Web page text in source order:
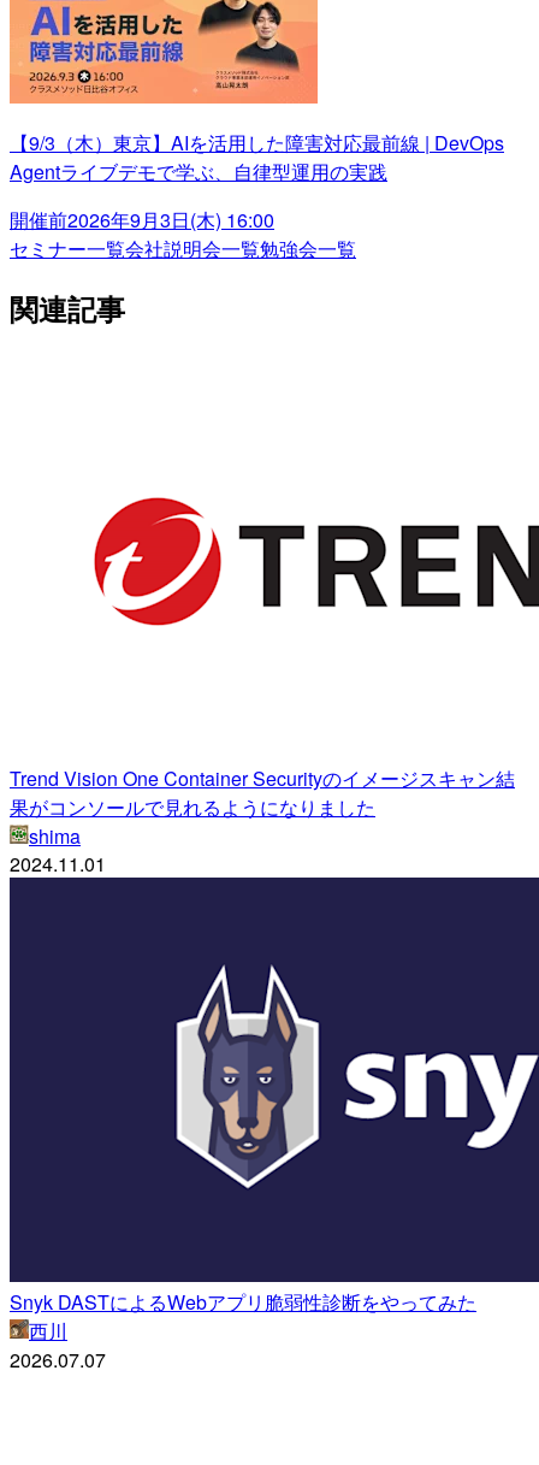
【9/3（木）東京】AIを活用した障害対応最前線 | DevOps
Agentライブデモで学ぶ、自律型運用の実践
開催前2026年9月3日(木) 16:00
セミナー一覧会社説明会一覧勉強会一覧
関連記事
Trend Vision One Container Securityのイメージスキャン結
果がコンソールで見れるようになりました
shima
2024.11.01
Snyk DASTによるWebアプリ脆弱性診断をやってみた
西川
2026.07.07